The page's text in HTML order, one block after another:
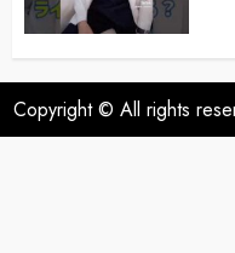
Copyright © All rights